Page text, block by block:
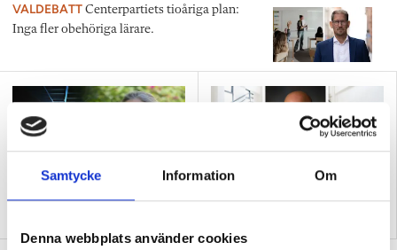
Samtycke Information Om
Denna webbplats använder cookies
VALDEBATT Centerpartiets tioåriga plan:
Inga fler obehöriga lärare.
”Så bryter vi hatpratets
”Hur skolan fungerar blir